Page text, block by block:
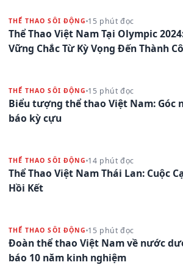
THỂ THAO SÔI ĐỘNG 15 phút đọc
Thể Thao Việt Nam Tại Olympic
Vững Chắc Từ Kỳ Vọng Đến Thành
THỂ THAO SÔI ĐỘNG 15 phút đọc
Biểu tượng thể thao Việt Nam: Góc
báo kỳ cựu
THỂ THAO SÔI ĐỘNG 14 phút đọc
Thể Thao Việt Nam Thái Lan: Cuộc
Hồi Kết
THỂ THAO SÔI ĐỘNG 15 phút đọc
Đoàn thể thao Việt Nam về nước
báo 10 năm kinh nghiệm